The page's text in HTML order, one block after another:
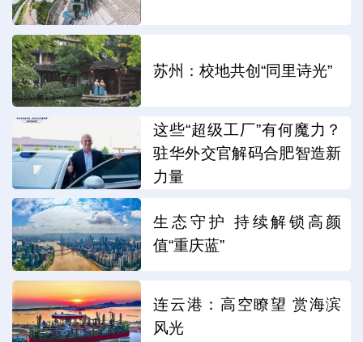
苏州：校地共创“同里诗光”
这些“超级工厂”有何魔力？
驻华外交官解码合肥智造新
力量
生态守护 持续解锁高颜
值“重庆蓝”
连云港：高空瞭望 赏海滨
风光